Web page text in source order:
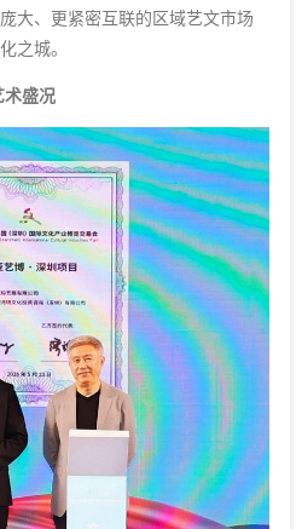
大、更紧密互联的区域艺文市场
之城。
术盛况